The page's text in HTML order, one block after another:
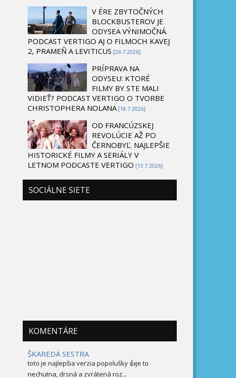
V ÉRE ZBYTOČNÝCH
BLOCKBUSTEROV JE
ODYSEA VÝNIMOČNÁ.
PODCAST VERTIGO AJ O FILMOCH KAVEJ
2, PRAMEŇ A LEVITICUS [26.7 2026]
PRÍPRAVA NA
ODYSEU: KTORÉ
FILMY BY STE MALI
VIDIEŤ? PODCAST VERTIGO O TVORBE
CHRISTOPHERA NOLANA [18.7 2026]
OD FRANCÚZSKEJ
REVOLÚCIE AŽ PO
ČERNOBYĽ. NAJLEPŠIE
HISTORICKÉ FILMY A SERIÁLY V
LETNOM PODCASTE VERTIGO [13.7 2026]
SOCIÁLNE SIETE
KOMENTÁRE
ŠKAREDÁ SESTRA
toto je najlepšia verzia popolušky 👍je to
nechutna, drsná a zvrátená roz...